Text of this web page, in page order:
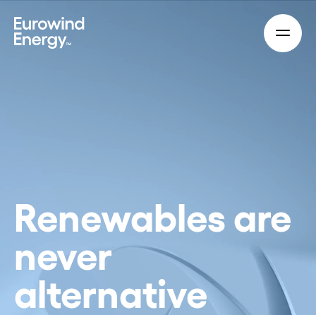
Renewables are
never
alternative